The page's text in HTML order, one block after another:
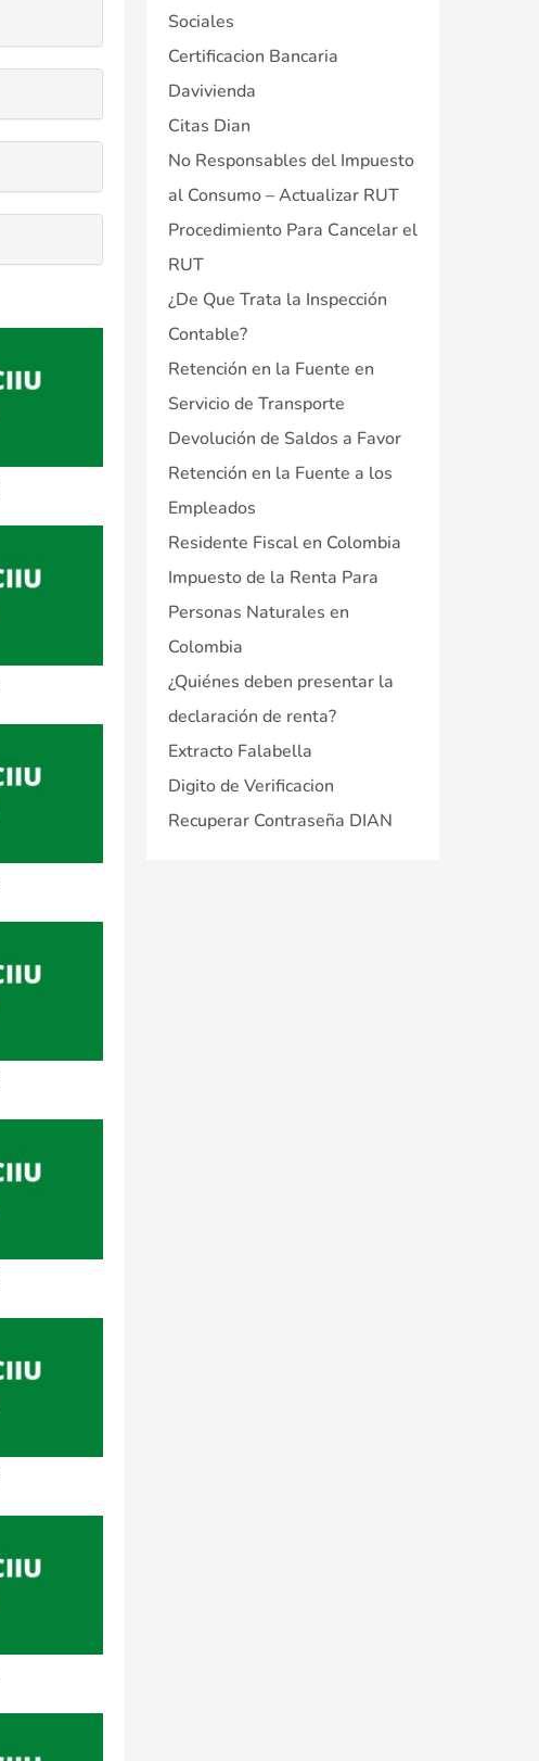
Sociales
Certificacion Bancaria
Davivienda
Citas Dian
No Responsables del Impuesto
al Consumo – Actualizar RUT
Procedimiento Para Cancelar el
RUT
¿De Que Trata la Inspección
Contable?
Retención en la Fuente en
Servicio de Transporte
Devolución de Saldos a Favor
Retención en la Fuente a los
Empleados
Residente Fiscal en Colombia
Impuesto de la Renta Para
Personas Naturales en
Colombia
¿Quiénes deben presentar la
declaración de renta?
Extracto Falabella
Digito de Verificacion
Recuperar Contraseña DIAN